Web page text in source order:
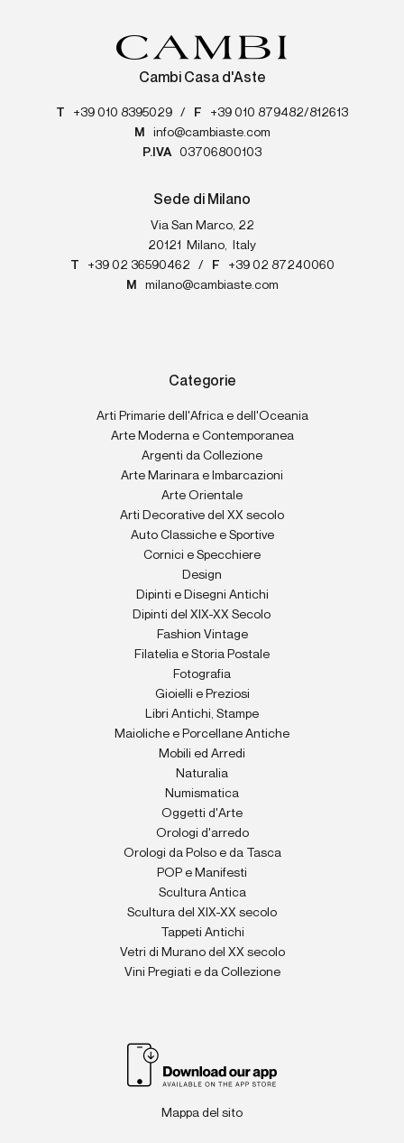
Cambi Casa d'Aste
T +39 010 8395029 / F
+39 010 879482/812613
M
info@cambiaste.com
P.IVA
03706800103
Sede di Milano
Via San Marco, 22
20121
Milano
Italy
T
+39 02 36590462 / F
+39 02 87240060
M
milano@cambiaste.com
Categorie
Arti Primarie dell'Africa e dell'Oceania
Arte Moderna e Contemporanea
Argenti da Collezione
Arte Marinara e Imbarcazioni
Arte Orientale
Arti Decorative del XX secolo
Auto Classiche e Sportive
Cornici e Specchiere
Design
Dipinti e Disegni Antichi
Dipinti del XIX-XX Secolo
Fashion Vintage
Filatelia e Storia Postale
Fotografia
Gioielli e Preziosi
Libri Antichi, Stampe
Maioliche e Porcellane Antiche
Mobili ed Arredi
Naturalia
Numismatica
Oggetti d'Arte
Orologi d'arredo
Orologi da Polso e da Tasca
POP e Manifesti
Scultura Antica
Scultura del XIX-XX secolo
Tappeti Antichi
Vetri di Murano del XX secolo
Vini Pregiati e da Collezione
Mappa del sito